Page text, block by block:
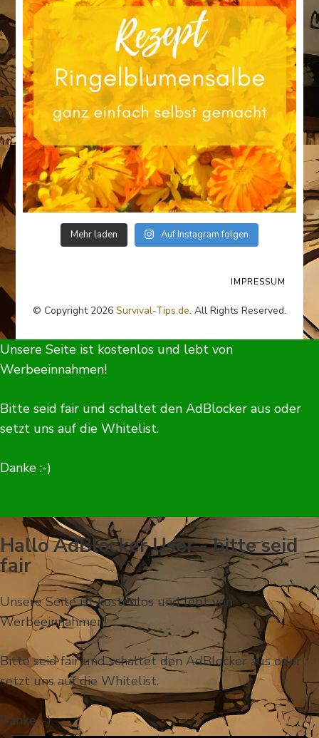
Mehr laden Auf Instagram folgen
© Copyright 2026 Survival-Tips.de. All Rights Reserved.
IMPRESSUM
Unsere Seite ist kostenlos und lebt von
Werbeeinnahmen!
Bitte seid fair und schaltet den AdBlocker aus oder
setzt uns auf die Whitelist.
Danke :-)
Hallo AdBlocker User - bitte seid
fair
Unsere Seite ist kostenlos und lebt von
Werbeeinnahmen!
Bitte seid fair und schaltet den AdBlocker aus oder
setzt uns auf die Whitelist.
Danke :-)